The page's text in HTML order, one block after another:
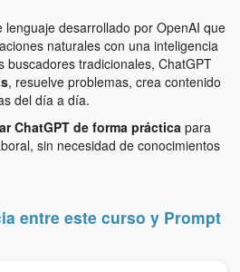
lenguaje desarrollado por OpenAI que
naturales con una inteligencia
buscadores tradicionales, ChatGPT
, resuelve problemas, crea contenido
del día a día.
ChatGPT de forma práctica para
sin necesidad de conocimientos
entre este curso y Prompt